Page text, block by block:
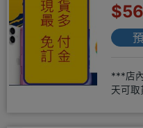
***店
天可